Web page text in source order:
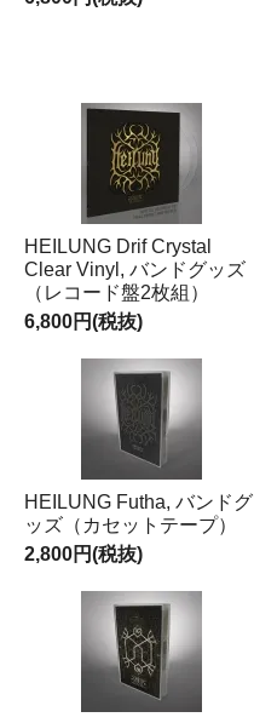
HEILUNG Drif Crystal
Clear Vinyl, バンドグッズ
（レコード盤2枚組）
6,800円(税抜)
HEILUNG Futha, バンドグ
ッズ（カセットテープ）
2,800円(税抜)